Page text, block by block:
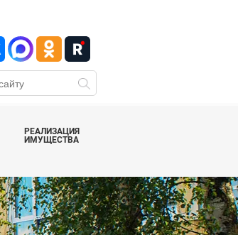
РЕАЛИЗАЦИЯ
ИМУЩЕСТВА